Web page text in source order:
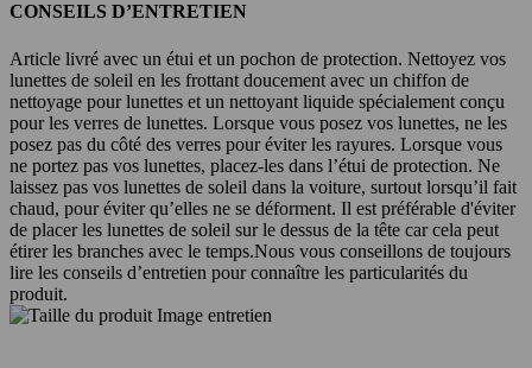
CONSEILS D’ENTRETIEN
Article livré avec un étui et un pochon de protection. Nettoyez vos
lunettes de soleil en les frottant doucement avec un chiffon de
nettoyage pour lunettes et un nettoyant liquide spécialement conçu
pour les verres de lunettes. Lorsque vous posez vos lunettes, ne les
posez pas du côté des verres pour éviter les rayures. Lorsque vous
ne portez pas vos lunettes, placez-les dans l’étui de protection. Ne
laissez pas vos lunettes de soleil dans la voiture, surtout lorsqu’il fait
chaud, pour éviter qu’elles ne se déforment. Il est préférable d'éviter
de placer les lunettes de soleil sur le dessus de la tête car cela peut
étirer les branches avec le temps.Nous vous conseillons de toujours
lire les conseils d’entretien pour connaître les particularités du
produit.